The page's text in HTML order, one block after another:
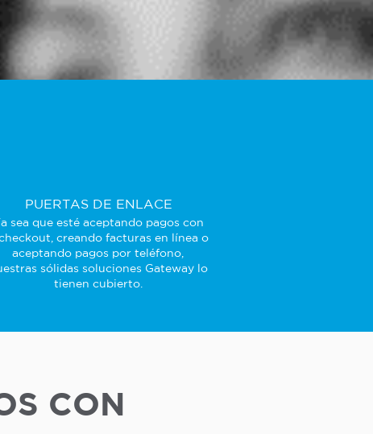
PUERTAS DE ENLACE
sea que esté aceptando pagos con
creando facturas en línea o
aceptando pagos por teléfono,
sólidas soluciones Gateway lo
tienen cubierto.
CON